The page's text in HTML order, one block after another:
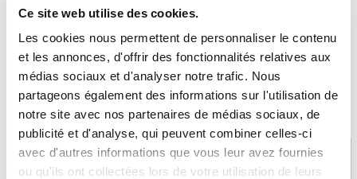
Ce site web utilise des cookies.
Les cookies nous permettent de personnaliser le contenu
et les annonces, d'offrir des fonctionnalités relatives aux
médias sociaux et d'analyser notre trafic. Nous
partageons également des informations sur l'utilisation de
notre site avec nos partenaires de médias sociaux, de
publicité et d'analyse, qui peuvent combiner celles-ci
avec d'autres informations que vous leur avez fournies
ou qu'ils ont collectées lors de votre utilisation de leurs